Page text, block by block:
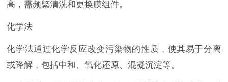
高，需频繁清洗和更换膜组件。
化学法
化学法通过化学反应改变污染物的性质，使其易于分离
或降解，包括中和、氧化还原、混凝沉淀等。